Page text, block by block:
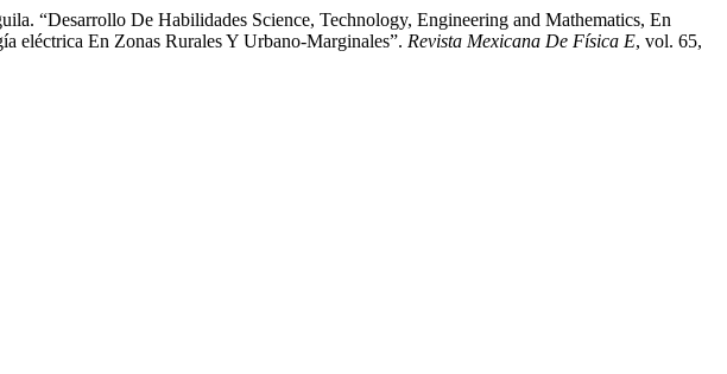
“Desarrollo De Habilidades Science, Technology, Engineering and Mathematics, En
eléctrica En Zonas Rurales Y Urbano-Marginales”. Revista Mexicana De Física E, vol. 65,